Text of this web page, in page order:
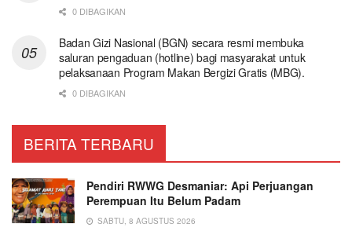
0 DIBAGIKAN
Badan Gizi Nasional (BGN) secara resmi membuka
saluran pengaduan (hotline) bagi masyarakat untuk
pelaksanaan Program Makan Bergizi Gratis (MBG).
0 DIBAGIKAN
BERITA TERBARU
Pendiri RWWG Desmaniar: Api Perjuangan
Perempuan Itu Belum Padam
SABTU, 8 AGUSTUS 2026